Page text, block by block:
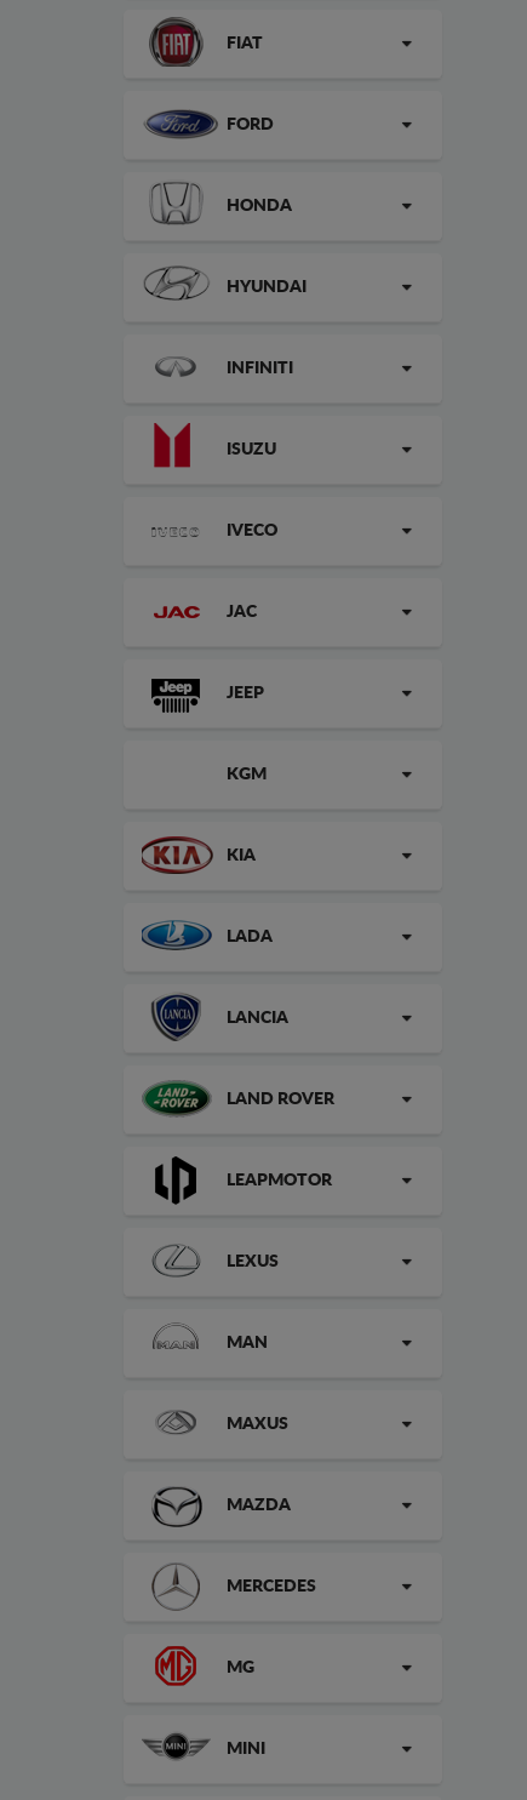
FIAT
FORD
HONDA
HYUNDAI
INFINITI
ISUZU
IVECO
JAC
JEEP
KGM
KIA
LADA
LANCIA
LAND ROVER
LEAPMOTOR
LEXUS
MAN
MAXUS
MAZDA
MERCEDES
MG
MINI